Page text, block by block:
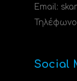
Email:
Social